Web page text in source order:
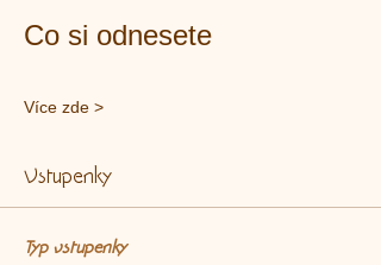
Co si odnesete
Více zde >
Vstupenky
Typ vstupenky